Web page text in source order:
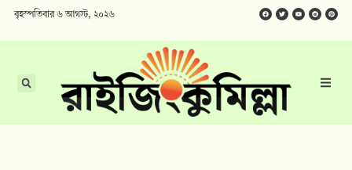
বৃহস্পতিবার ৬ আগস্ট, ২০২৬